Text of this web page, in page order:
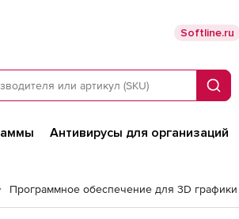
Softline.ru
Поиск
Антивирусы для организаций
Программное обеспечение для 3D графики